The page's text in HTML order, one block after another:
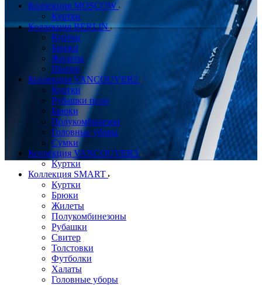
Коллекция MOSCOW
Куртки
Коллекция BERLIN
Куртки
Брюки
Жилеты
Шапки
Коллекция VANCOUVER2
Куртки
Рубашки поло
Брюки
Полукомбинезон
Головные уборы
Сумки
Коллекция VANCOUVER3
Куртки
Коллекция SMART
Куртки
Брюки
Жилеты
Полукомбинезоны
Рубашки
Свитер
Толстовки
Футболки
Халаты
Головные уборы